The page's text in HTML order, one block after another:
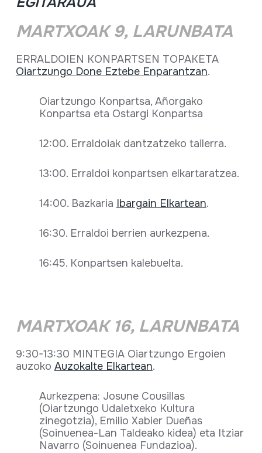
MARTXOAK 9, LARUNBATA
ERRALDOIEN KONPARTSEN TOPAKETA
Oiartzungo Done Eztebe Enparantzan.
Oiartzungo Konpartsa, Añorgako
Konpartsa eta Ostargi Konpartsa
12:00. Erraldoiak dantzatzeko tailerra.
13:00. Erraldoi konpartsen elkartaratzea.
14:00. Bazkaria Ibargain Elkartean.
16:30. Erraldoi berrien aurkezpena.
16:45. Konpartsen kalebuelta.
MARTXOAK 16, LARUNBATA
9:30-13:30 MINTEGIA Oiartzungo Ergoien
auzoko Auzokalte Elkartean.
Aurkezpena: Josune Cousillas
(Oiartzungo Udaletxeko Kultura
zinegotzia), Emilio Xabier Dueñas
(Soinuenea-Lan Taldeako kidea) eta Itziar
Navarro (Soinuenea Fundazioa).